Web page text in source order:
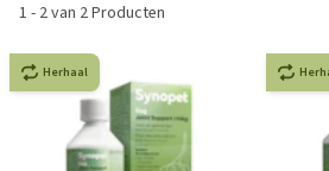
1 - 2van 2Producten
Herhaal